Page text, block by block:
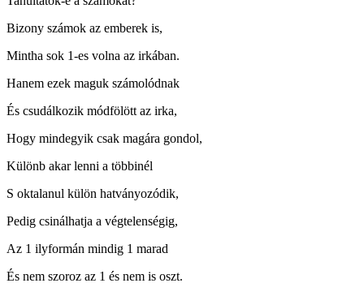
Bizony számok az emberek is,
Mintha sok 1-es volna az irkában.
Hanem ezek maguk számolódnak
És csudálkozik módfölött az irka,
Hogy mindegyik csak magára gondol,
Különb akar lenni a többinél
S oktalanul külön hatványozódik,
Pedig csinálhatja a végtelenségig,
Az 1 ilyformán mindig 1 marad
És nem szoroz az 1 és nem is oszt.